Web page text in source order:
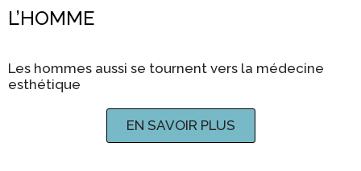
L’HOMME
Les hommes aussi se tournent vers la médecine
esthétique
EN SAVOIR PLUS